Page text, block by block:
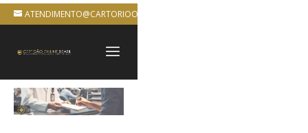
ATENDIMENTO@CARTORIOONLINEBRASIL.COM.BR